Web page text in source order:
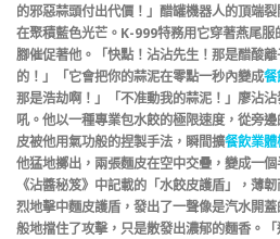
的邪惡蒜頭付出代價！」醋罐機器人的頂端
在聚積藍色光芒。K-999特務用它穿著燕尾
腳催促著他。「快點！沾沾先生！那是醋酸
的！」「它會把你的蒜泥在零點一秒內變成餐
那是浩劫啊！」「不准動我的蒜泥！」廖沾
吼。他以一種專業包水餃的極限速度，從旁
皮被他用氣功般的捏製手法，瞬間擴餐飲業體
他猛地擲出，兩張麵皮在空中交疊，變成一
《沾醬秘笈》中記載的「水餃皮護盾」，薄
烈地擊中麵皮護盾，發出了一聲像是汽水開
般地擋住了攻擊，只是散發出濃郁的麵香。